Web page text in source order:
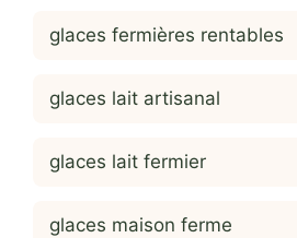
glaces fermières rentables
glaces lait artisanal
glaces lait fermier
glaces maison ferme